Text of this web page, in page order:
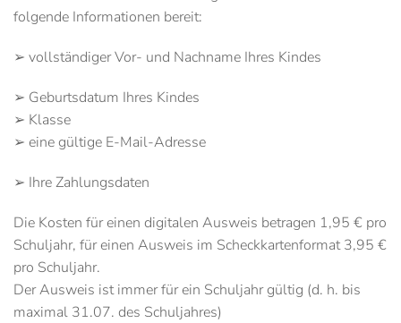
folgende Informationen bereit:
➢ vollständiger Vor- und Nachname Ihres Kindes
➢ Geburtsdatum Ihres Kindes
➢ Klasse
➢ eine gültige E-Mail-Adresse
➢ Ihre Zahlungsdaten
Die Kosten für einen digitalen Ausweis betragen 1,95 € pro
Schuljahr, für einen Ausweis im Scheckkartenformat 3,95 €
pro Schuljahr.
Der Ausweis ist immer für ein Schuljahr gültig (d. h. bis
maximal 31.07. des Schuljahres)